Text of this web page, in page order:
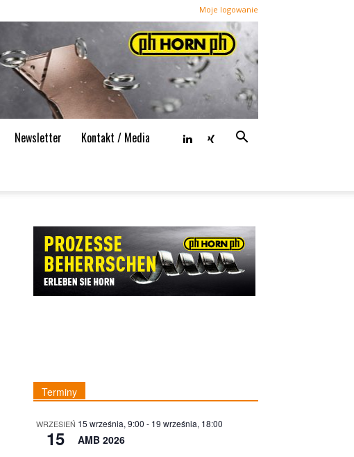
Moje logowanie
Newsletter Kontakt / Media
Terminy
WRZESIEŃ
15
15 września, 9:00 - 19 września, 18:00
AMB 2026